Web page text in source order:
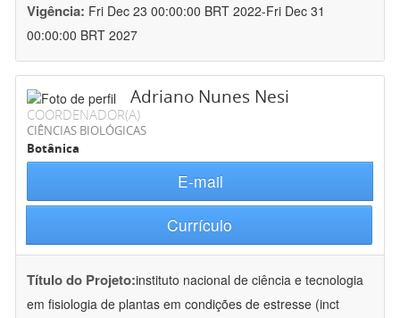
Vigência: Fri Dec 23 00:00:00 BRT 2022-Fri Dec 31
00:00:00 BRT 2027
Adriano Nunes Nesi
COORDENADOR(A)
CIÊNCIAS BIOLÓGICAS
Botânica
E-mail
Currículo
Título do Projeto:instituto nacional de ciência e tecnologia
em fisiologia de plantas em condições de estresse (inct